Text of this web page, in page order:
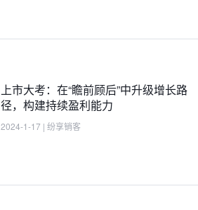
上市大考：在“瞻前顾后”中升级增长路
径，构建持续盈利能力
2024-1-17 | 纷享销客